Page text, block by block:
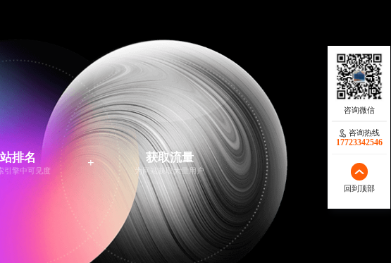
排名
引擎中可见度
+ 获取流量
为网站获取大量用户
咨询热线
17723342546
回到顶部